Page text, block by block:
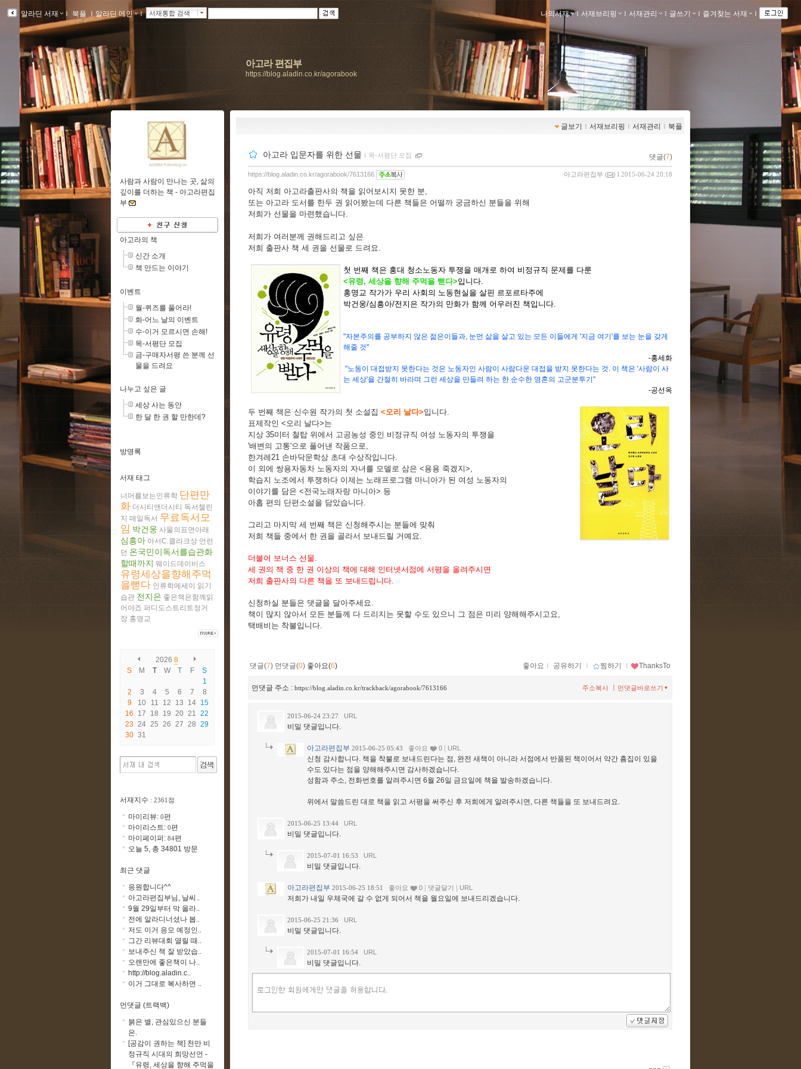
알라딘 서재 ｌ 북플 ｌ알라딘 메인 ｌ 서재통합 검색 나의서재 ｌ 서재브리핑 ｌ 서재관리 ｌ 글쓰기 ｌ 즐겨찾는 서재 ｌ
아고라 편집부
https://blog.aladin.co.kr/agorabook
글보기 ｌ 서재브리핑 ｌ 서재관리 ｌ 북플
아고라 입문자를 위한 선물 ｌ 목-서평단 모집 댓글(7)
아고라편집부 ( ) l 2015-06-24 20:18
https://blog.aladin.co.kr/agorabook/7613166
아직 저희 아고라출판사의 책을 읽어보시지 못한 분,
또는 아고라 도서를 한두 권 읽어봤는데 다른 책들은 어떨까 궁금하신 분들을 위해
저희가 선물을 마련했습니다.
저희가 여러분께 권해드리고 싶은
저희 출판사 책 세 권을 선물로 드려요.
첫 번째 책은 홍대 청소노동자 투쟁을 매개로 하여 비정규직 문제를 다룬
<유령, 세상을 향해 주먹을 뻗다>입니다.
홍명교 작가가 우리 사회의 노동현실을 살핀 르포르타주에
박건웅/심흥아/전지은 작가의 만화가 함께 어우러진 책입니다.
"자본주의를 공부하지 않은 젊은이들과, 눈먼 삶을 살고 있는 모든 이들에게 '지금 여기'를 보는 눈을 갖게
해줄 것"
-홍세화
"노동이 대접받지 못한다는 것은 노동자인 사람이 사람다운 대접을 받지 못한다는 것. 이 책은 '사람이 사
는 세상'을 간절히 바라며 그런 세상을 만들려 하는 한 순수한 영혼의 고군분투기"
-공선옥
두 번째 책은 신수원 작가의 첫 소설집 <오리 날다>입니다.
표제작인 <오리 날다>는
지상 35미터 철탑 위에서 고공농성 중인 비정규직 여성 노동자의 투쟁을
'배변의 고통'으로 풀어낸 작품으로,
한겨레21 손바닥문학상 초대 수상작입니다.
이 외에 쌍용자동차 노동자의 자녀를 모델로 삼은 <용용 죽겠지>,
학습지 노조에서 투쟁하다 이제는 노래프로그램 마니아가 된 여성 노동자의
이야기를 담은 <전국노래자랑 마니아> 등
아홉 편의 단편소설을 담았습니다.
그리고 마지막 세 번째 책은 신청해주시는 분들에 맞춰
저희 책들 중에서 한 권을 골라서 보내드릴 거예요.
더불어 보너스 선물.
세 권의 책 중 한 권 이상의 책에 대해 인터넷서점에 서평을 올려주시면
저희 출판사의 다른 책을 또 보내드립니다.
신청하실 분들은 댓글을 달아주세요.
책이 많지 않아서 모든 분들께 다 드리지는 못할 수도 있으니 그 점은 미리 양해해주시고요,
택배비는 착불입니다.
댓글(7) 먼댓글(0) 좋아요(6) 좋아요 ｌ 공유하기 ｌ 찜하기 ｌ ThanksTo
먼댓글 주소 : https://blog.aladin.co.kr/trackback/agorabook/7613166 먼댓글바로쓰기
주소복사
2015-06-24 23:27 URL
비밀 댓글입니다.
아고라편집부 2015-06-25 05:43 좋아요 0 URL
신청 감사합니다. 책을 착불로 보내드린다는 점, 완전 새책이 아니라 서점에서 반품된 책이어서 약간 흠집이 있을
수도 있다는 점을 양해해주시면 감사하겠습니다.
성함과 주소, 전화번호를 알려주시면 6월 26일 금요일에 책을 발송하겠습니다.
위에서 말씀드린 대로 책을 읽고 서평을 써주신 후 저희에게 알려주시면, 다른 책들을 또 보내드려요.
2015-06-25 13:44 URL
비밀 댓글입니다.
2015-07-01 16:53 URL
비밀 댓글입니다.
아고라편집부 2015-06-25 18:51 좋아요 0 댓글달기 URL
저희가 내일 우체국에 갈 수 없게 되어서 책을 월요일에 보내드리겠습니다.
2015-06-25 21:36 URL
비밀 댓글입니다.
2015-07-01 16:54 URL
비밀 댓글입니다.
사람과 사람이 만나는 곳, 삶의
깊이를 더하는 책 - 아고라편집
부
아고라의 책
신간 소개
책 만드는 이야기
이벤트
월-퀴즈를 풀어라!
화-어느 날의 이벤트
수-이거 모르시면 손해!
목-서평단 모집
금-구매자서평 쓴 분께 선
물을 드려요
나누고 싶은 글
세상 사는 동안
한 달 한 권 할 만한데?
방명록
서재 태그
너머를보는인류학 단편만
화 더시티앤더시티 독서챌린
지 매일독서 무료독서모
임 박건웅 사물의표면아래
심흥아 아서C.클라크상 언런
던 온국민이독서를습관화
할때까지 웨이드데이비스
유령세상을향해주먹
을뻗다 인류학에세이
읽기
습관 전지은 좋은책은함께읽
어야죠 퍼디도스트리트정거
장 홍명교
2026 8
S
M T W T F
S
1
2
3 4 5 6 7
8
9
10 11 12 13 14 15
16
17 18 19 20 21 22
23 24 25 26 27 28 29
30 31
서재지수 : 2361점
마이리뷰: 0편
마이리스트: 0편
마이페이퍼: 84편
오늘 5, 총 34801 방문
최근 댓글
응원합니다^^
아고라편집부님, 날씨..
9월 29일부터 막 올라..
전에 알라디너셨나 봅..
저도 이거 응모 예정인..
그간 리뷰대회 열릴 때..
보내주신 책 잘 받았습..
오랜만에 좋은책이 나..
http://blog.aladin.c..
이거 그대로 복사하면 ..
먼댓글 (트랙백)
붉은 별, 관심있으신 분들
은.
[공감이 권하는 책] 천만 비
정규직 시대의 희망선언 -
『유령, 세상을 향해 주먹을